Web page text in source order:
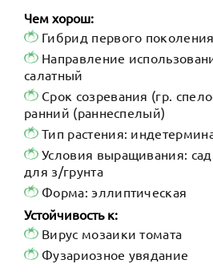
Чем хорош:
Гибрид первого поколения
Направление
салатный
Срок созревания (гр.
ранний (раннеспелый)
Тип растения:
Условия выращивания:
для з/грунта
Форма: эллиптическая
Устойчивость к:
Вирус мозаики томата
Фузариозное увядание